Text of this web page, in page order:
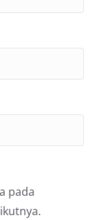
pada